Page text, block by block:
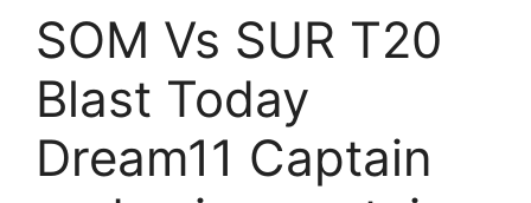
SOM Vs SUR T20
Blast Today
Dream11 Captain